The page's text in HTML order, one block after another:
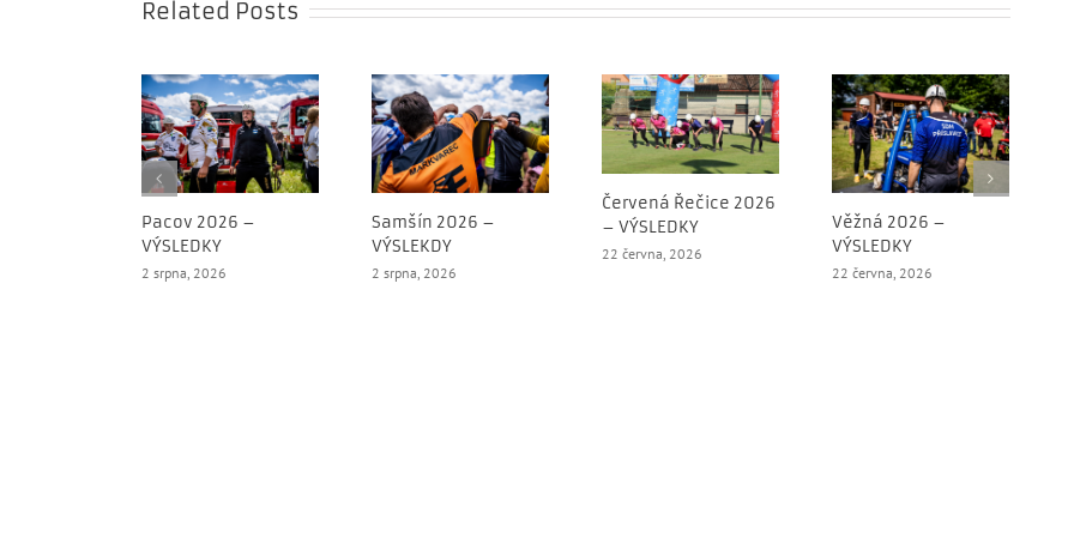
Related Posts
Pacov 2026 –
VÝSLEDKY
2 srpna, 2026
Samšín 2026 –
VÝSLEKDY
2 srpna, 2026
Červená Řečice 2026
– VÝSLEDKY
22 června, 2026
Věžná 2026 –
VÝSLEDKY
22 června, 2026